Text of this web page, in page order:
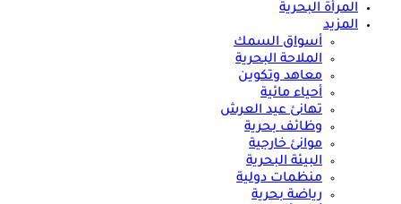
المرأة البحرية
المزيد
أسواق السمك
الملاحة البحرية
معاهد وتكوين
أحياء مائية
تهانئ عيد العرش
وظائف بحرية
موانئ خارجية
البيئة البحرية
منظمات دولية
رياضة بحرية